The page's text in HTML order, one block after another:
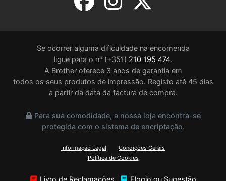
Se ocorrer alguma dificuldade na encomenda
ligue para o nº (+351) 210 195 474.
A Brother oferece 3 anos de garantia em
todos os seus produtos de impressão. Registo até 45 dias
a partir da data da factura de compra.
Para sua comodidade, a nossa loja encontra-se
protegida com o sistema de encriptação.
Informação Legal
Condições Gerais
Política de Cookies